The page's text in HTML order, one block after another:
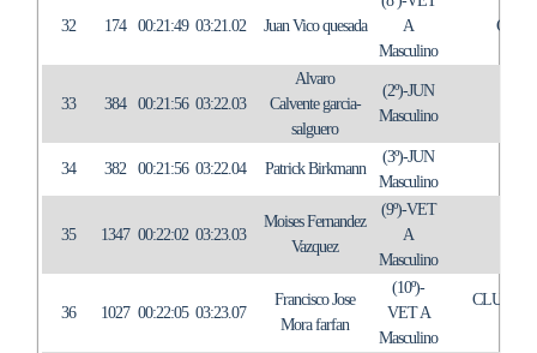
32 174 00:21:49 03:21.02 Juan Vico quesada
A
Masculino
C.A.
33 384 00:21:56 03:22.03
Alvaro
Calvente garcia-
salguero
(2º)-JUN
Masculino
34 382 00:21:56 03:22.04 Patrick Birkmann
(3º)-JUN
Masculino
35 1347 00:22:02 03:23.03
Moises Fernandez
Vazquez
(9º)-VET
A
Masculino
36 1027 00:22:05 03:23.07
Francisco Jose
Mora farfan
(10º)-
VET A
Masculino
CLUB